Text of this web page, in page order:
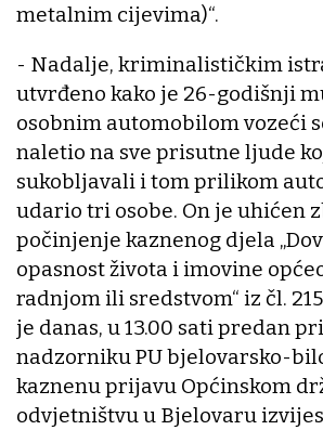
metalnim cijevima)“.
- Nadalje, kriminalističkim
utvrđeno kako je 26-godišnji
osobnim automobilom vozeći
naletio na sve prisutne ljude
sukobljavali i tom prilikom
udario tri osobe. On je uhićen
počinjenje kaznenog djela
opasnost života i imovine
radnjom ili sredstvom“ iz čl.
je danas, u 13.00 sati predan
nadzorniku PU bjelovarsko-
kaznenu prijavu Općinskom
odvjetništvu u Bjelovaru